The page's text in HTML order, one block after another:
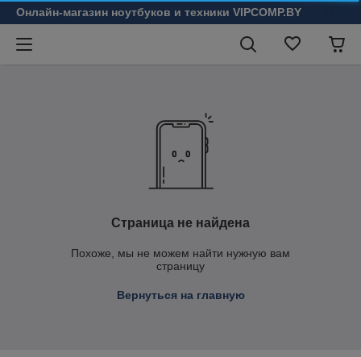
Онлайн-магазин ноутбуков и техники VIPCOMP.BY
Страница не найдена
Похоже, мы не можем найти нужную вам
страницу
Вернуться на главную